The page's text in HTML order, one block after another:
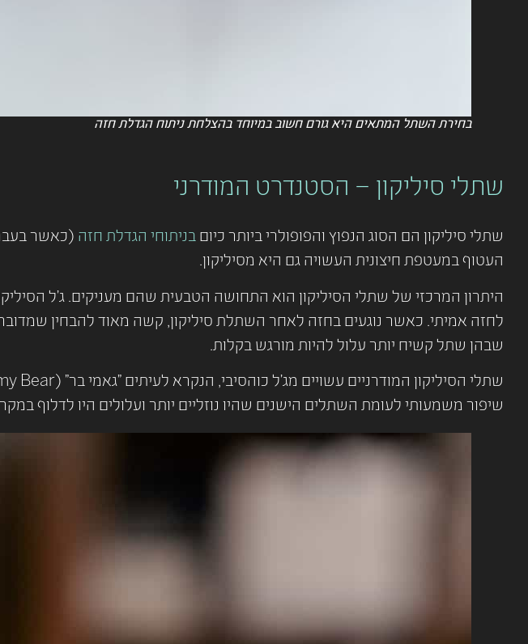
בחירת השתל המתאים היא גורם חשוב במיוחד בהצלחת ניתוח הגדלת חזה
שתלי סיליקון – הסטנדרט המודרני
שתלי סיליקון הם הסוג הנפוץ והפופולרי ביותר כיום בניתוחי הגדלת חזה (כאשר
העטוף במעטפת חיצונית העשויה גם היא מסיליקון.
היתרון המרכזי של שתלי הסיליקון הוא התחושה הטבעית שהם מעניקים. ג'ל
לחזה אמיתי. כאשר נוגעים בחזה לאחר השתלת סיליקון, קשה מאוד להבחין
שבהן שתל קשיח יותר עלול להיות מורגש בקלות.
שיפור משמעותי לעומת השתלים הישנים שהיו נוזליים יותר ועלולים היו לדלוף